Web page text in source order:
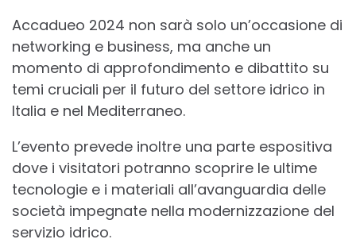
Accadueo 2024 non sarà solo un’occasione di
networking e business, ma anche un
momento di approfondimento e dibattito su
temi cruciali per il futuro del settore idrico in
Italia e nel Mediterraneo.
L’evento prevede inoltre una parte espositiva
dove i visitatori potranno scoprire le ultime
tecnologie e i materiali all’avanguardia delle
società impegnate nella modernizzazione del
servizio idrico.